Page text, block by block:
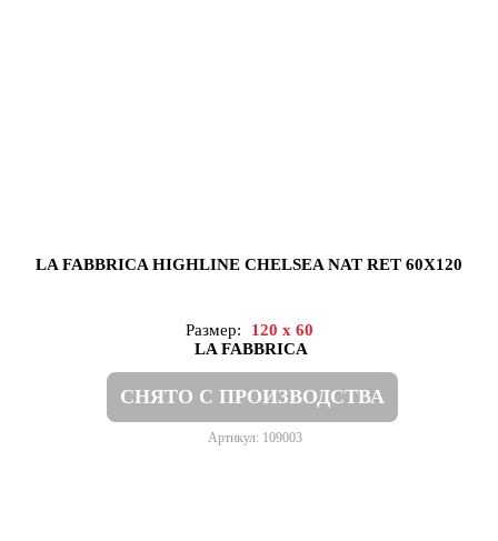
LA FABBRICA HIGHLINE CHELSEA NAT RET 60X120
Размер:
120 x 60
LA FABBRICA
СНЯТО С ПРОИЗВОДСТВА
Артикул: 109003